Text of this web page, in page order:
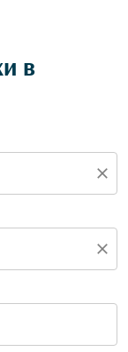
в
close
close